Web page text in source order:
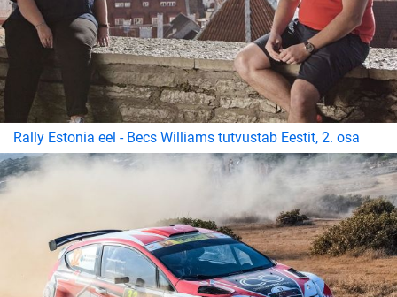
Rally Estonia eel - Becs Williams tutvustab Eestit, 2. osa